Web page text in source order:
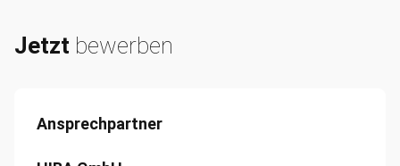
Jetzt bewerben
Ansprechpartner